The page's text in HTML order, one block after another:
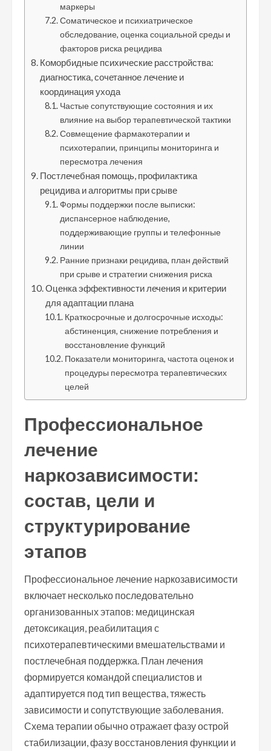
маркеры
Соматическое и психиатрическое
обследование, оценка социальной среды и
факторов риска рецидива
Коморбидные психические расстройства:
диагностика, сочетанное лечение и
координация ухода
Частые сопутствующие состояния и их
влияние на выбор терапевтической тактики
Совмещение фармакотерапии и
психотерапии, принципы мониторинга и
пересмотра лечения
Постлечебная помощь, профилактика
рецидива и алгоритмы при срыве
Формы поддержки после выписки:
диспансерное наблюдение,
поддерживающие группы и телефонные
линии
Ранние признаки рецидива, план действий
при срыве и стратегии снижения риска
Оценка эффективности лечения и критерии
для адаптации плана
Краткосрочные и долгосрочные исходы:
абстиненция, снижение потребления и
восстановление функций
Показатели мониторинга, частота оценок и
процедуры пересмотра терапевтических
целей
Профессиональное
лечение
наркозависимости:
состав, цели и
структурирование
этапов
Профессиональное лечение наркозависимости
включает несколько последовательно
организованных этапов: медицинская
детоксикация, реабилитация с
психотерапевтическими вмешательствами и
постлечебная поддержка. План лечения
формируется командой специалистов и
адаптируется под тип вещества, тяжесть
зависимости и сопутствующие заболевания.
Схема терапии обычно отражает фазу острой
стабилизации, фазу восстановления функции и